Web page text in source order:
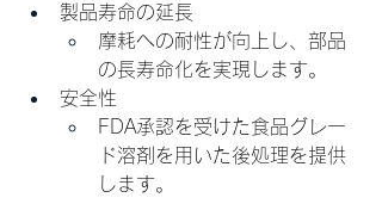
製品寿命の延長
摩耗への耐性が向上し、部品
の長寿命化を実現します。
安全性
FDA承認を受けた食品グレー
ド溶剤を用いた後処理を提供
します。